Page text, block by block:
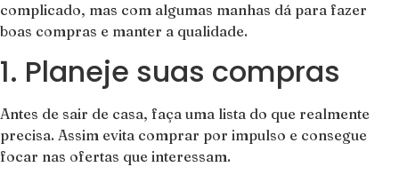
complicado, mas com algumas manhas dá para fazer
boas compras e manter a qualidade.
1. Planeje suas compras
Antes de sair de casa, faça uma lista do que realmente
precisa. Assim evita comprar por impulso e consegue
focar nas ofertas que interessam.